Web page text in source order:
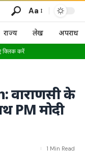
Aa
राज्य लेख अपराध
क्लिक करें
वाराणसी के
PM मोदी
1 Min Read